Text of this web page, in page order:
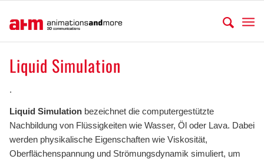
Liquid Simulation
.
Liquid Simulationbezeichnet die computergestützte
Nachbildung von Flüssigkeiten wie Wasser, Öl oder Lava. Dabei
werden physikalische Eigenschaften wie Viskosität,
Oberflächenspannung und Strömungsdynamik simuliert, um